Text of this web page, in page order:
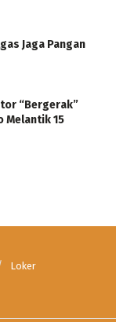
Jaga Pangan
“Bergerak”
Melantik 15
Loker